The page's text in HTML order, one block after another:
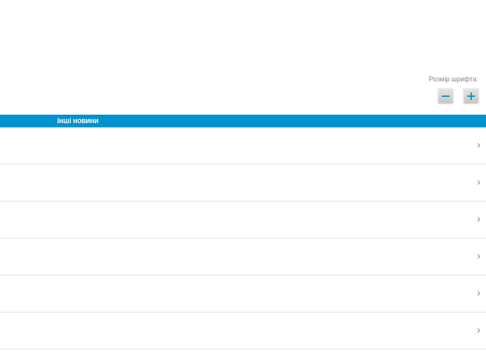
Розмір шрифта:
інші новини